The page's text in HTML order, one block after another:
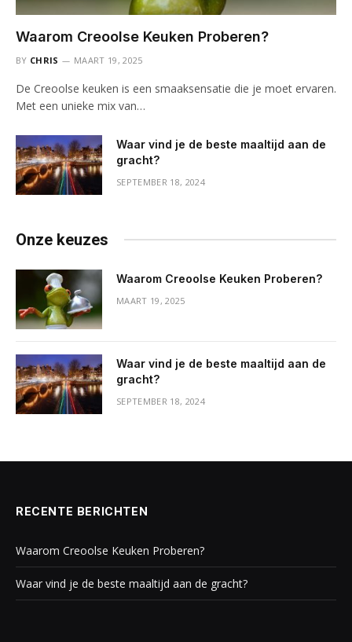
Waarom Creoolse Keuken Proberen?
BY CHRIS MAART 19, 2025
De Creoolse keuken is een smaaksensatie die je moet ervaren.
Met een unieke mix van…
Waar vind je de beste maaltijd aan de
gracht?
SEPTEMBER 18, 2024
Onze keuzes
Waarom Creoolse Keuken Proberen?
MAART 19, 2025
Waar vind je de beste maaltijd aan de
gracht?
SEPTEMBER 18, 2024
RECENTE BERICHTEN
Waarom Creoolse Keuken Proberen?
Waar vind je de beste maaltijd aan de gracht?